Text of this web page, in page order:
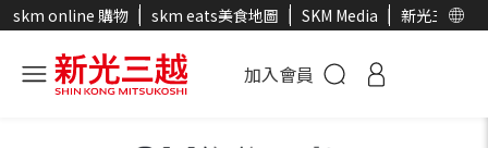
skm online 購物 skm eats美食地圖 SKM Media 新光三越官
加入會員